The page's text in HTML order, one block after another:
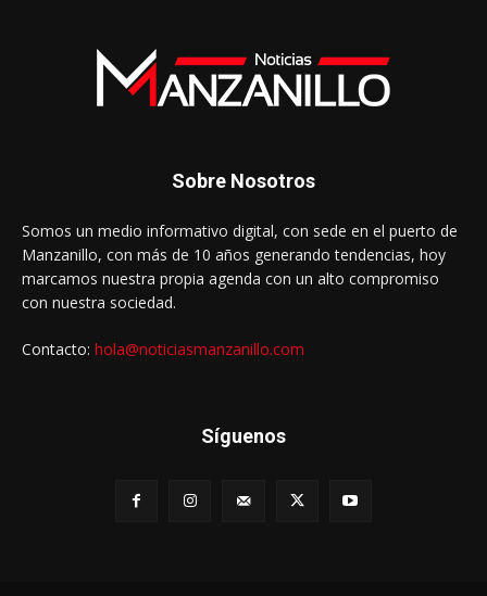
Sobre Nosotros
Somos un medio informativo digital, con sede en el puerto de
Manzanillo, con más de 10 años generando tendencias, hoy
marcamos nuestra propia agenda con un alto compromiso
con nuestra sociedad.
Contacto: hola@noticiasmanzanillo.com
Síguenos